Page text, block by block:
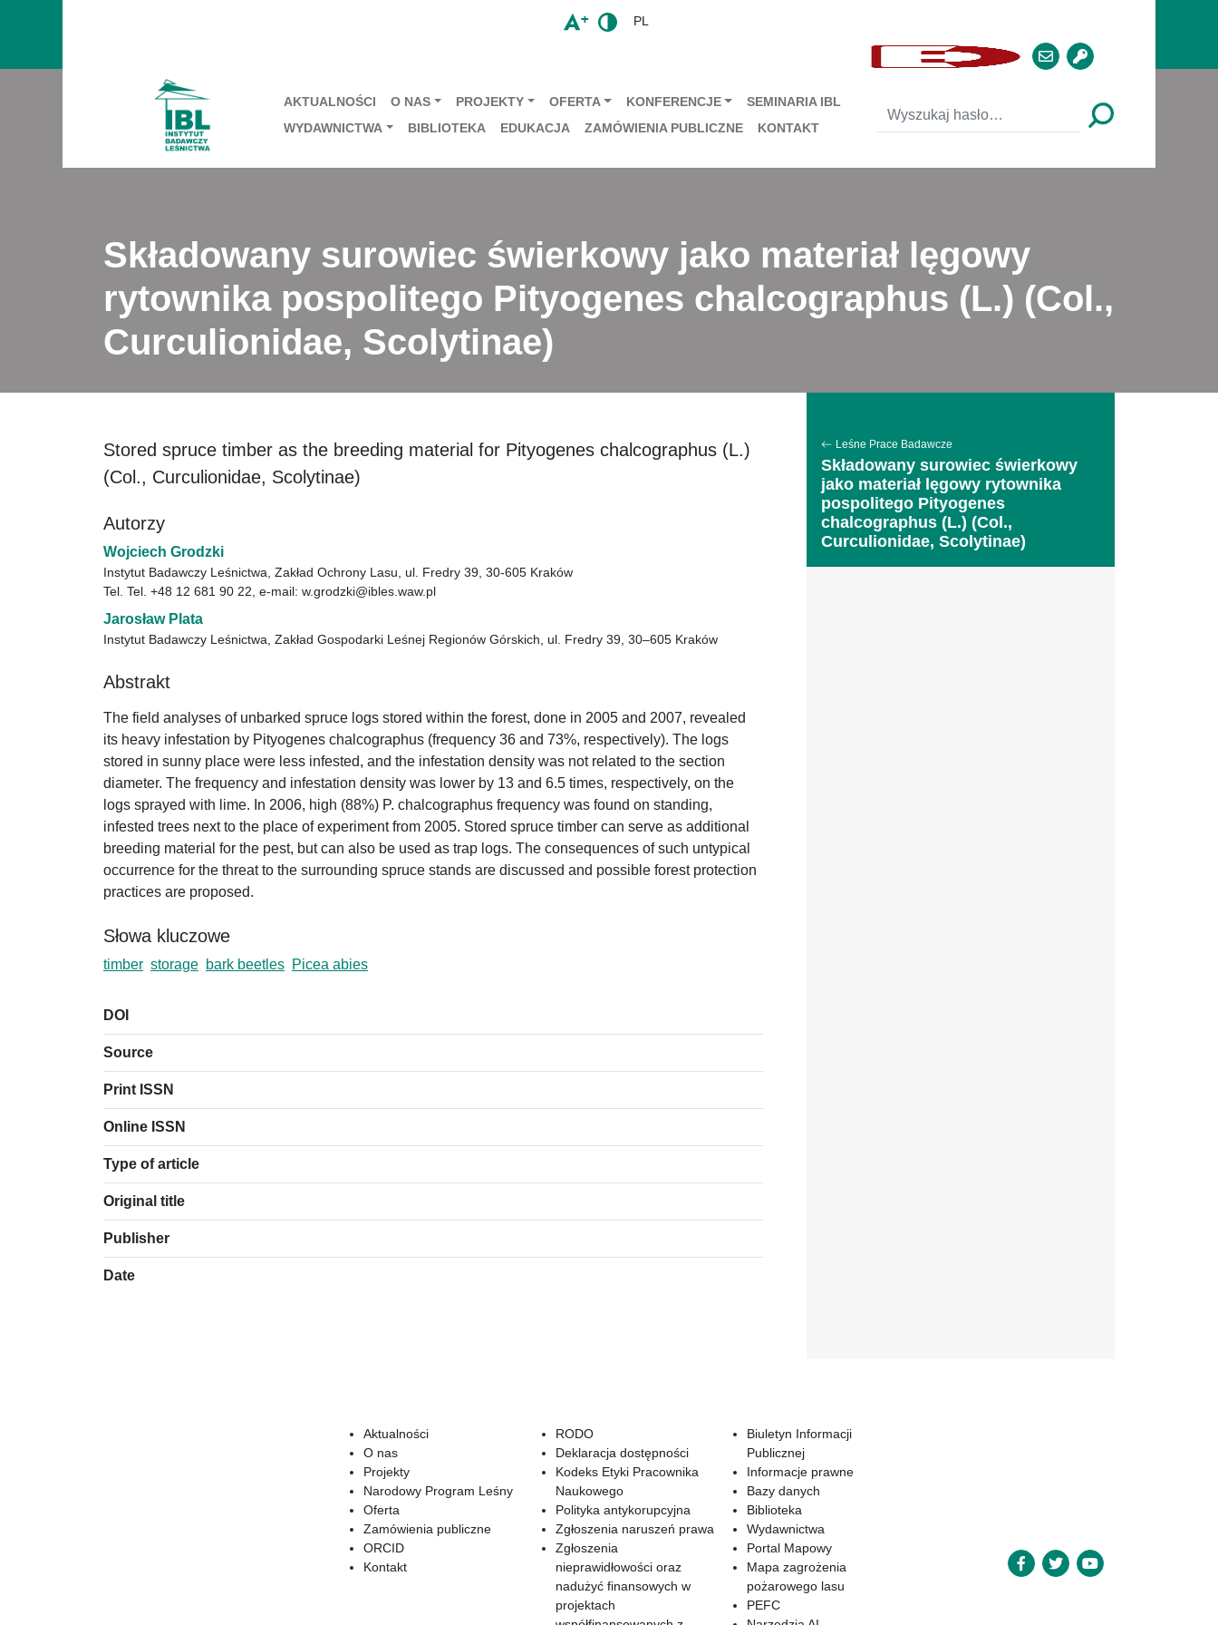
PL
AKTUALNOŚCI O NAS PROJEKTY OFERTA KONFERENCJE
SEMINARIA IBL
WYDAWNICTWA
BIBLIOTEKA EDUKACJA ZAMÓWIENIA PUBLICZNE KONTAKT
Składowany surowiec świerkowy jako materiał lęgowy
rytownika pospolitego Pityogenes chalcographus (L.) (Col.,
Curculionidae, Scolytinae)
Stored spruce timber as the breeding material for Pityogenes chalcographus (L.)
(Col., Curculionidae, Scolytinae)
Autorzy
Wojciech Grodzki
Instytut Badawczy Leśnictwa, Zakład Ochrony Lasu, ul. Fredry 39, 30-605 Kraków
Tel. Tel. +48 12 681 90 22, e-mail: w.grodzki@ibles.waw.pl
Jarosław Plata
Instytut Badawczy Leśnictwa, Zakład Gospodarki Leśnej Regionów Górskich, ul. Fredry 39, 30–605 Kraków
Abstrakt
The field analyses of unbarked spruce logs stored within the forest, done in 2005 and 2007, revealed
its heavy infestation by Pityogenes chalcographus (frequency 36 and 73%, respectively). The logs
stored in sunny place were less infested, and the infestation density was not related to the section
diameter. The frequency and infestation density was lower by 13 and 6.5 times, respectively, on the
logs sprayed with lime. In 2006, high (88%) P. chalcographus frequency was found on standing,
infested trees next to the place of experiment from 2005. Stored spruce timber can serve as additional
breeding material for the pest, but can also be used as trap logs. The consequences of such untypical
occurrence for the threat to the surrounding spruce stands are discussed and possible forest protection
practices are proposed.
Słowa kluczowe
timber storage bark beetles Picea abies
DOI
Source
Print ISSN
Online ISSN
Type of article
Original title
Publisher
Date
Leśne Prace Badawcze
Składowany surowiec świerkowy
jako materiał lęgowy rytownika
pospolitego Pityogenes
chalcographus (L.) (Col.,
Curculionidae, Scolytinae)
Aktualności
O nas
Projekty
Narodowy Program Leśny
Oferta
Zamówienia publiczne
ORCID
Kontakt
RODO
Deklaracja dostępności
Kodeks Etyki Pracownika
Naukowego
Polityka antykorupcyjna
Zgłoszenia naruszeń prawa
Zgłoszenia
nieprawidłowości oraz
nadużyć finansowych w
projektach
Biuletyn Informacji
Publicznej
Informacje prawne
Bazy danych
Biblioteka
Wydawnictwa
Portal Mapowy
Mapa zagrożenia
pożarowego lasu
PEFC